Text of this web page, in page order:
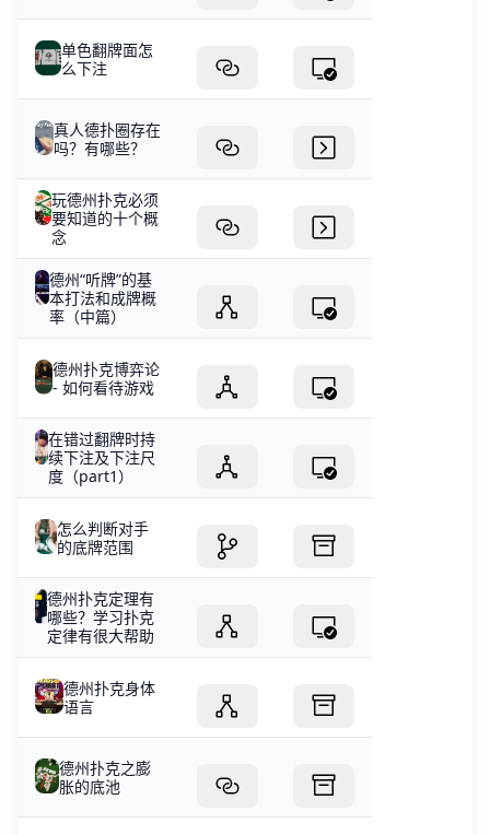
单色翻牌面怎
么下注
真人德扑圈存在
吗？有哪些？
玩德州扑克必须
要知道的十个概
念
德州“听牌”的基
本打法和成牌概
率（中篇）
德州扑克博弈论
- 如何看待游戏
在错过翻牌时持
续下注及下注尺
度（part1）
怎么判断对手
的底牌范围
德州扑克定理有
哪些？学习扑克
定律有很大帮助
德州扑克身体
语言
德州扑克之膨
胀的底池